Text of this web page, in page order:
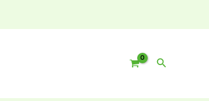
Buscar